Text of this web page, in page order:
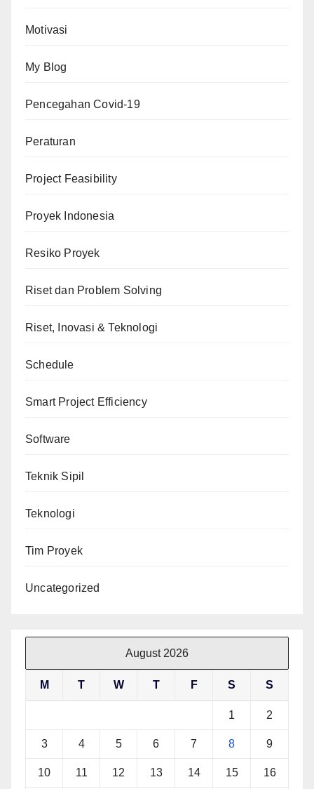
Motivasi
My Blog
Pencegahan Covid-19
Peraturan
Project Feasibility
Proyek Indonesia
Resiko Proyek
Riset dan Problem Solving
Riset, Inovasi & Teknologi
Schedule
Smart Project Efficiency
Software
Teknik Sipil
Teknologi
Tim Proyek
Uncategorized
August 2026
M T W T F S S
1 2
3 4 5 6 7 8 9
10 11 12 13 14 15 16